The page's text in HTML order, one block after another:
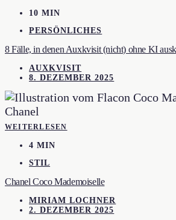
10 MIN
PERSÖNLICHES
8 Fälle, in denen Auxkvisit (nicht) ohne KI
AUXKVISIT
8. DEZEMBER 2025
WEITERLESEN
4 MIN
STIL
Chanel Coco Mademoiselle
MIRIAM LOCHNER
2. DEZEMBER 2025